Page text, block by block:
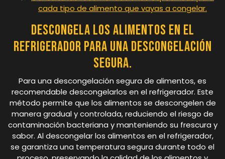
cada tipo de alimento que vayas a congelar.
Descongela los alimentos en el
refrigerador para una descongelación
segura.
Para una descongelación segura de alimentos, es
recomendable descongelarlos en el refrigerador. Este
método permite que los alimentos se descongelen de
manera gradual y controlada, reduciendo el riesgo de
contaminación bacteriana y manteniendo su frescura y
sabor. Al descongelar los alimentos en el refrigerador,
se garantiza una temperatura segura durante todo el